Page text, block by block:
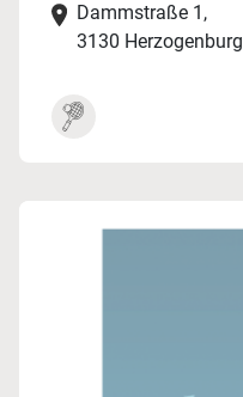
Dammstraße 1,
3130 Herzogenburg